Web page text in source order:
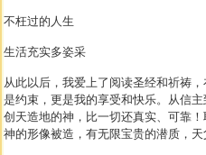
不枉过的人生
生活充实多姿采
从此以后，我爱上了阅读圣经和祈祷
是约束，更是我的享受和快乐。从信
创天造地的神，比一切还真实、可靠
神的形像被造，有无限宝贵的潜质，